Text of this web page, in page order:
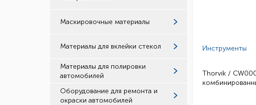
Маскировочные материалы
Материалы для вклейки стекол
Материалы для полировки
автомобилей
Оборудование для ремонта и
окраски автомобилей
Инструменты
Thorvik /